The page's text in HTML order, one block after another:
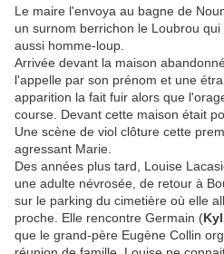
Le maire l'envoya au bagne de
un surnom berrichon le Loubrou
aussi homme-loup.
Arrivée devant la maison
l'appelle par son prénom et une
apparition la fait fuir alors que
course. Devant cette maison était
Une scène de viol clôture cette
agressant Marie.
Des années plus tard, Louise
une adulte névrosée, de retour à
sur le parking du cimetière où elle
proche. Elle rencontre Germain (
que le grand-père Eugène Collin